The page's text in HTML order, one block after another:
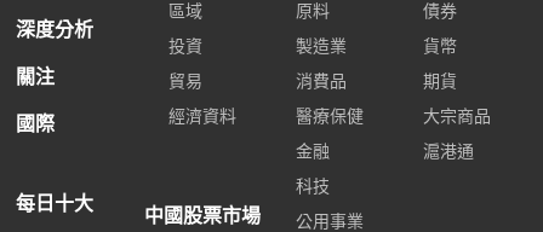
深度分析
關注
國際
每日十大
區域
投資
貿易
經濟資料
中國股票市場
原料
製造業
消費品
醫療保健
金融
科技
公用事業
債券
貨幣
期貨
大宗商品
滬港通